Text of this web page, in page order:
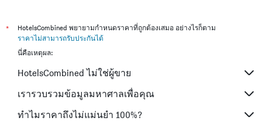
โรงแรมในเกาะสมุย
โรงแรมในเซี่ยงไฮ้
โรงแรมในเกาะช้าง (ตราด)
โรงแรมในไทเป
โรงแรมในหาดใหญ่
โรงแรมในชลบุรี
*
HotelsCombined พยายามกำหนดราคาที่ถูกต้องเสมอ อย่างไรก็ตาม
ราคาไม่สามารถรับประกันได้
นี่คือเหตุผล:
HotelsCombined ไม่ใช่ผู้ขาย
เรารวบรวมข้อมูลมหาศาลเพื่อคุณ
ทำไมราคาถึงไม่แม่นยำ 100%?